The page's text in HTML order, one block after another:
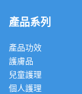
產品系列
產品功效
護膚品
兒童護理
個人護理